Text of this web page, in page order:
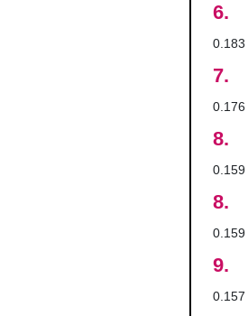
6.
0.183
7.
0.176
8.
0.159
8.
0.159
9.
0.157